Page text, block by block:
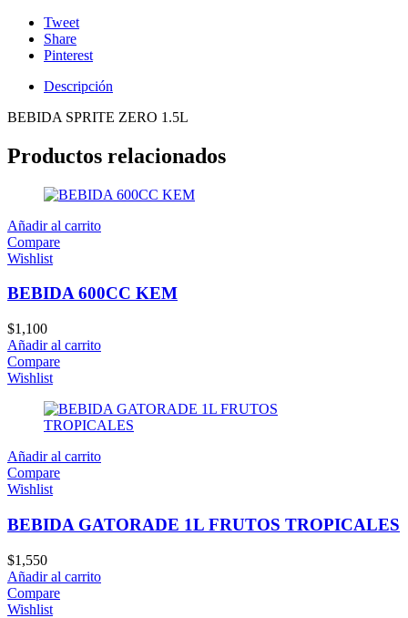
Tweet
Share
Pinterest
Descripción
BEBIDA SPRITE ZERO 1.5L
Productos relacionados
Añadir al carrito
Compare
Wishlist
BEBIDA 600CC KEM
$1,100
Añadir al carrito
Compare
Wishlist
Añadir al carrito
Compare
Wishlist
BEBIDA GATORADE 1L FRUTOS TROPICALES
$1,550
Añadir al carrito
Compare
Wishlist